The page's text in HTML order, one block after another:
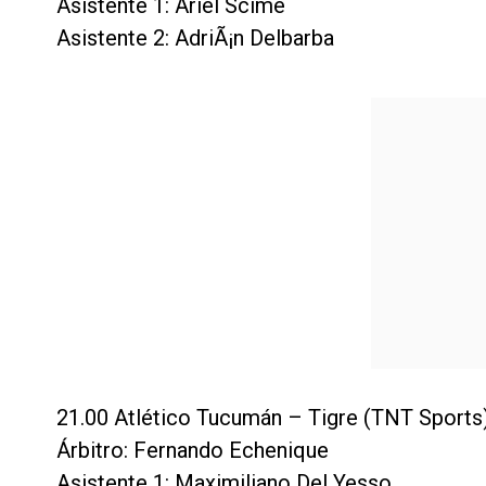
Asistente 1: Ariel Scime
Asistente 2: AdriÃ¡n Delbarba
21.00 Atlético Tucumán – Tigre (TNT
Árbitro: Fernando Echenique